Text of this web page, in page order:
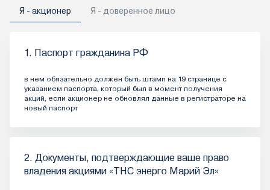
Я - акционер Я - доверенное лицо
1. Паспорт гражданина РФ
в нем обязательно должен быть штамп на 19 странице с
указанием паспорта, который был в момент получения
акций, если акционер не обновлял данные в регистраторе на
новый паспорт
2. Документы, подтверждающие ваше право
владения акциями «ТНС энерго Марий Эл»